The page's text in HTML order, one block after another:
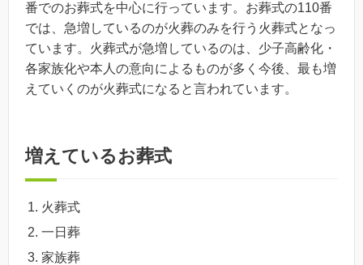
番でのお葬式を中心に行っています。お葬式の110番
では、急増しているのが火葬のみを行う火葬式となっ
ています。火葬式が急増しているのは、少子高齢化・
各家族化や本人の意向によるものが多く今後、最も増
えていくのが火葬式になると言われています。
増えているお葬式
火葬式
一日葬
家族葬